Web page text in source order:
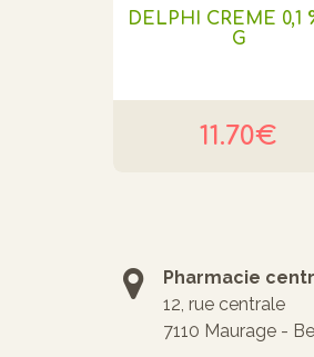
DELPHI CREME 0,1
G
11.70€
Pharmacie
12, rue centrale
7110 Maurage -